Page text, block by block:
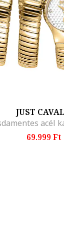
JUST CAVALLI
69.999 Ft